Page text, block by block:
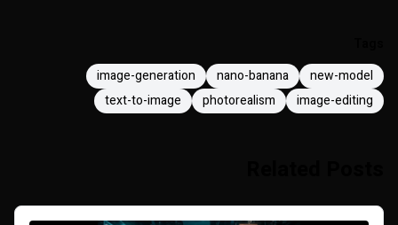
new-model
nano-banana
image-generation
image-editing
photorealism
text-to-image